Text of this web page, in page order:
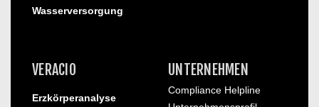
Wasserversorgung
VERACIO
Erzkörperanalyse
UNTERNEHMEN
Compliance Helpline